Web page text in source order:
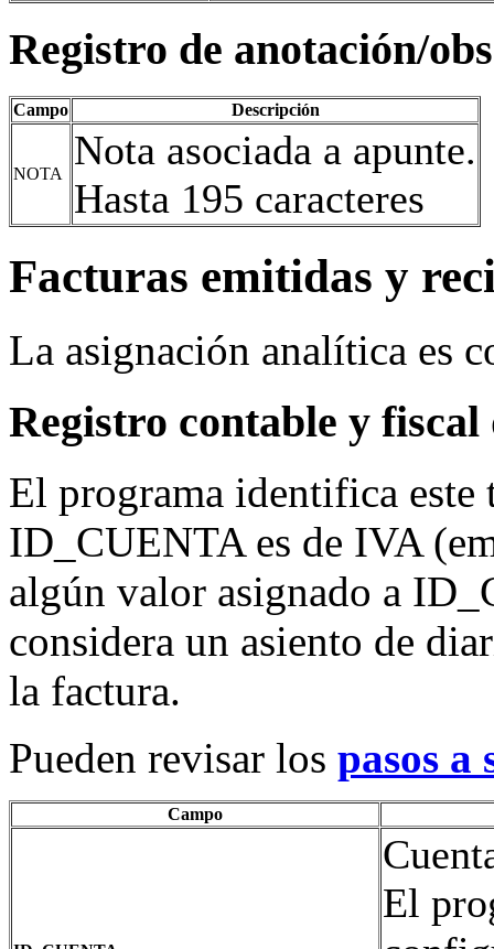
Registro de anotación/
Campo Descripción
NOTA
Nota asociada a apunte.
Hasta 195 caracteres
Facturas emitidas y
La asignación analítica es
Registro contable y
El programa identifica este
ID_CUENTA es de IVA
algún valor asignado a
considera un asiento de
la factura.
Pueden revisar los pasos
Campo
El